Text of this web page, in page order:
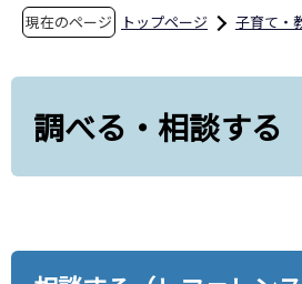
現在のページ トップページ 子育て・
調べる・相談する